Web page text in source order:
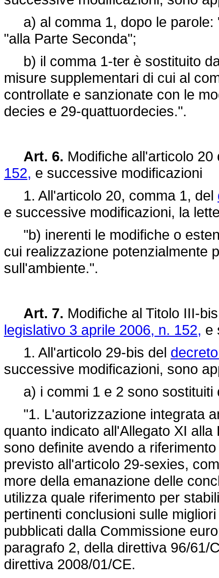
a) al comma 1, dopo le parole:
"alla Parte Seconda";
b) il comma 1-ter è sostituito
misure supplementari di cui al
controllate e sanzionate con le
decies e 29-quattuordecies.".
Art. 6. Modifiche all'articolo
152, e successive modificazioni
1. All'articolo 20, comma 1, del
e successive modificazioni, la
"b) inerenti le modifiche o
cui realizzazione potenzialmente
sull'ambiente.".
Art. 7. Modifiche al Titolo III-
legislativo 3 aprile 2006, n. 152, e
1. All'articolo 29-bis del
successive modificazioni, sono
a) i commi 1 e 2 sono sostituiti
"1. L'autorizzazione integrata
quanto indicato all'Allegato XI
sono definite avendo a
previsto all'articolo 29-sexies,
more della emanazione delle
utilizza quale riferimento per
pertinenti conclusioni sulle
pubblicati dalla Commissione
paragrafo 2, della direttiva 96/61/
direttiva 2008/01/CE.